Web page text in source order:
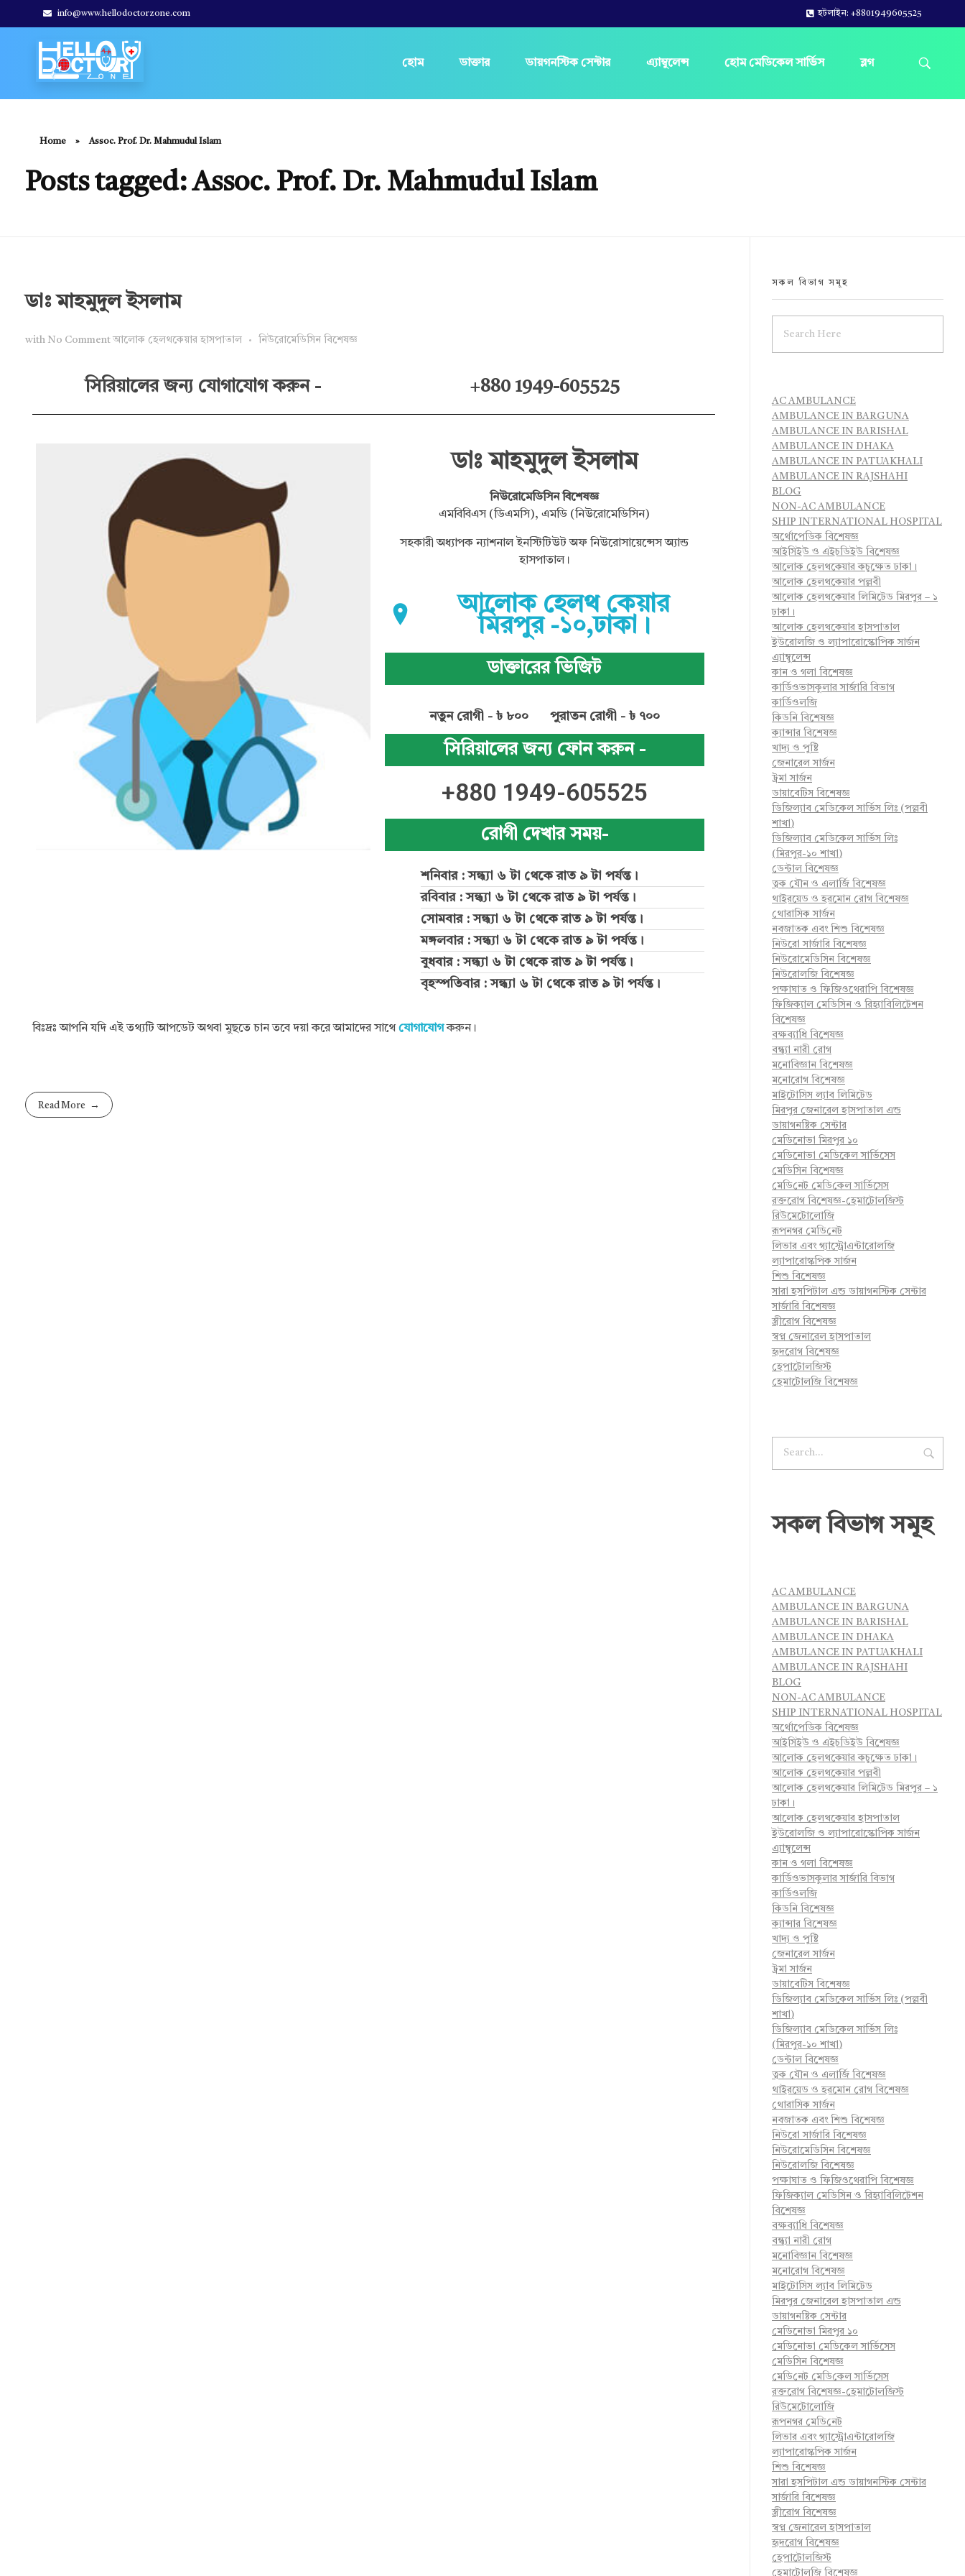
info@www.hellodoctorzone.com হটলাইন: +8801949605525
হোম ডাক্তার ডায়গনস্টিক সেন্টার এ্যাম্বুলেন্স হোম মেডিকেল সার্ভিস ব্লগ
Home » Assoc. Prof. Dr. Mahmudul Islam
Posts tagged: Assoc. Prof. Dr. Mahmudul Islam
ডাঃ মাহমুদুল ইসলাম
with No Comment আলোক হেলথকেয়ার হাসপাতাল নিউরোমেডিসিন বিশেষজ্ঞ
সিরিয়ালের জন্য যোগাযোগ করুন - +880 1949-605525
ডাঃ মাহমুদুল ইসলাম
নিউরোমেডিসিন বিশেষজ্ঞ
এমবিবিএস (ডিএমসি), এমডি (নিউরোমেডিসিন)
সহকারী অধ্যাপক ন্যাশনাল ইনস্টিটিউট অফ নিউরোসায়েন্সেস অ্যান্ড
হাসপাতাল।
আলোক হেলথ কেয়ার
মিরপুর -১০,ঢাকা।
ডাক্তারের ভিজিট
নতুন রোগী - ৳ ৮০০ পুরাতন রোগী - ৳ ৭০০
সিরিয়ালের জন্য ফোন করুন -
+880 1949-605525
রোগী দেখার সময়-
শনিবার : সন্ধ্যা ৬ টা থেকে রাত ৯ টা পর্যন্ত।
রবিবার : সন্ধ্যা ৬ টা থেকে রাত ৯ টা পর্যন্ত।
সোমবার : সন্ধ্যা ৬ টা থেকে রাত ৯ টা পর্যন্ত।
মঙ্গলবার : সন্ধ্যা ৬ টা থেকে রাত ৯ টা পর্যন্ত।
বুধবার : সন্ধ্যা ৬ টা থেকে রাত ৯ টা পর্যন্ত।
বৃহস্পতিবার : সন্ধ্যা ৬ টা থেকে রাত ৯ টা পর্যন্ত।
বিঃদ্রঃ আপনি যদি এই তথ্যটি আপডেট অথবা মুছতে চান তবে দয়া করে আমাদের সাথে যোগাযোগকরুন।
Read More
সকল বিভাগ সমূহ
AC AMBULANCE
AMBULANCE IN BARGUNA
AMBULANCE IN BARISHAL
AMBULANCE IN DHAKA
AMBULANCE IN PATUAKHALI
AMBULANCE IN RAJSHAHI
BLOG
NON-AC AMBULANCE
SHIP INTERNATIONAL HOSPITAL
অর্থোপেডিক বিশেষজ্ঞ
আইসিইউ ও এইচডিইউ বিশেষজ্ঞ
আলোক হেলথকেয়ার কচুক্ষেত ঢাকা।
আলোক হেলথকেয়ার পল্লবী
আলোক হেলথকেয়ার লিমিটেড মিরপুর – ১
ঢাকা।
আলোক হেলথকেয়ার হাসপাতাল
ইউরোলজি ও ল্যাপারোস্কোপিক সার্জন
এ্যাম্বুলেন্স
কান ও গলা বিশেষজ্ঞ
কার্ডিওভাসকুলার সার্জারি বিভাগ
কার্ডিওলজি
কিডনি বিশেষজ্ঞ
ক্যান্সার বিশেষজ্ঞ
খাদ্য ও পুষ্টি
জেনারেল সার্জন
ট্রমা সার্জন
ডায়াবেটিস বিশেষজ্ঞ
ডিজিল্যাব মেডিকেল সার্ভিস লিঃ (পল্লবী
শাখা)
ডিজিল্যাব মেডিকেল সার্ভিস লিঃ
(মিরপুর-১০ শাখা)
ডেন্টাল বিশেষজ্ঞ
ত্বক যৌন ও এলার্জি বিশেষজ্ঞ
থাইরয়েড ও হরমোন রোগ বিশেষজ্ঞ
থোরাসিক সার্জন
নবজাতক এবং শিশু বিশেষজ্ঞ
নিউরো সার্জারি বিশেষজ্ঞ
নিউরোমেডিসিন বিশেষজ্ঞ
নিউরোলজি বিশেষজ্ঞ
পক্ষাঘাত ও ফিজিওথেরাপি বিশেষজ্ঞ
ফিজিক্যাল মেডিসিন ও রিহ্যাবিলিটেশন
বিশেষজ্ঞ
বক্ষব্যাধি বিশেষজ্ঞ
বন্ধ্যা নারী রোগ
মনোবিজ্ঞান বিশেষজ্ঞ
মনোরোগ বিশেষজ্ঞ
মাইটোসিস ল্যাব লিমিটেড
মিরপুর জেনারেল হাসপাতাল এন্ড
ডায়াগনষ্টিক সেন্টার
মেডিনোভা মিরপুর ১০
মেডিনোভা মেডিকেল সার্ভিসেস
মেডিসিন বিশেষজ্ঞ
মে‌ডি‌নেট মে‌ডি‌কেল সা‌র্ভিসেস
রক্তরোগ বিশেষজ্ঞ-হেমাটোলজিস্ট
রিউমেটোলোজি
রূপনগর মে‌ডি‌নেট
লিভার এবং গ্যাস্ট্রোএন্টারোলজি
ল্যাপারোস্কপিক সার্জন
শিশু বিশেষজ্ঞ
সারা হসপিটাল এন্ড ডায়াগনস্টিক সেন্টার
সার্জারি বিশেষজ্ঞ
স্ত্রীরোগ বিশেষজ্ঞ
স্বপ্ন জেনারেল হাসপাতাল
হৃদরোগ বিশেষজ্ঞ
হেপাটোলজিস্ট
হেমাটোলজি বিশেষজ্ঞ
সকল বিভাগ সমূহ
AC AMBULANCE
AMBULANCE IN BARGUNA
AMBULANCE IN BARISHAL
AMBULANCE IN DHAKA
AMBULANCE IN PATUAKHALI
AMBULANCE IN RAJSHAHI
BLOG
NON-AC AMBULANCE
SHIP INTERNATIONAL HOSPITAL
অর্থোপেডিক বিশেষজ্ঞ
আইসিইউ ও এইচডিইউ বিশেষজ্ঞ
আলোক হেলথকেয়ার কচুক্ষেত ঢাকা।
আলোক হেলথকেয়ার পল্লবী
আলোক হেলথকেয়ার লিমিটেড মিরপুর – ১
ঢাকা।
আলোক হেলথকেয়ার হাসপাতাল
ইউরোলজি ও ল্যাপারোস্কোপিক সার্জন
এ্যাম্বুলেন্স
কান ও গলা বিশেষজ্ঞ
কার্ডিওভাসকুলার সার্জারি বিভাগ
কার্ডিওলজি
কিডনি বিশেষজ্ঞ
ক্যান্সার বিশেষজ্ঞ
খাদ্য ও পুষ্টি
জেনারেল সার্জন
ট্রমা সার্জন
ডায়াবেটিস বিশেষজ্ঞ
ডিজিল্যাব মেডিকেল সার্ভিস লিঃ (পল্লবী
শাখা)
ডিজিল্যাব মেডিকেল সার্ভিস লিঃ
(মিরপুর-১০ শাখা)
ডেন্টাল বিশেষজ্ঞ
ত্বক যৌন ও এলার্জি বিশেষজ্ঞ
থাইরয়েড ও হরমোন রোগ বিশেষজ্ঞ
থোরাসিক সার্জন
নবজাতক এবং শিশু বিশেষজ্ঞ
নিউরো সার্জারি বিশেষজ্ঞ
নিউরোমেডিসিন বিশেষজ্ঞ
নিউরোলজি বিশেষজ্ঞ
পক্ষাঘাত ও ফিজিওথেরাপি বিশেষজ্ঞ
ফিজিক্যাল মেডিসিন ও রিহ্যাবিলিটেশন
বিশেষজ্ঞ
বক্ষব্যাধি বিশেষজ্ঞ
বন্ধ্যা নারী রোগ
মনোবিজ্ঞান বিশেষজ্ঞ
মনোরোগ বিশেষজ্ঞ
মাইটোসিস ল্যাব লিমিটেড
মিরপুর জেনারেল হাসপাতাল এন্ড
ডায়াগনষ্টিক সেন্টার
মেডিনোভা মিরপুর ১০
মেডিনোভা মেডিকেল সার্ভিসেস
মেডিসিন বিশেষজ্ঞ
মে‌ডি‌নেট মে‌ডি‌কেল সা‌র্ভিসেস
রক্তরোগ বিশেষজ্ঞ-হেমাটোলজিস্ট
রিউমেটোলোজি
রূপনগর মে‌ডি‌নেট
লিভার এবং গ্যাস্ট্রোএন্টারোলজি
ল্যাপারোস্কপিক সার্জন
শিশু বিশেষজ্ঞ
সারা হসপিটাল এন্ড ডায়াগনস্টিক সেন্টার
সার্জারি বিশেষজ্ঞ
স্ত্রীরোগ বিশেষজ্ঞ
স্বপ্ন জেনারেল হাসপাতাল
হৃদরোগ বিশেষজ্ঞ
হেপাটোলজিস্ট
হেমাটোলজি বিশেষজ্ঞ